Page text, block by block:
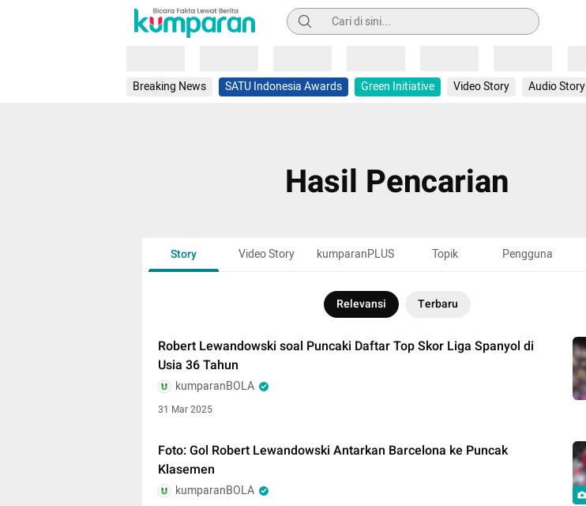
Pencarian
Breaking News SATU Indonesia Awards Green Initiative Video Story Audio Story
Hasil Pencarian
Story Video Story kumparanPLUS Topik Pengguna
Relevansi Terbaru
Robert Lewandowski soal Puncaki Daftar Top Skor Liga Spanyol di
Usia 36 Tahun
kumparanBOLA
31 Mar 2025
Foto: Gol Robert Lewandowski Antarkan Barcelona ke Puncak
Klasemen
kumparanBOLA